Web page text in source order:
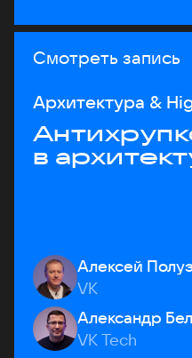
Смотреть запись
Архитектура &
в
Алексей
VK
Александр
VK Tech